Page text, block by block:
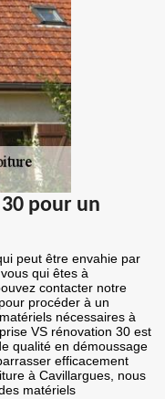
pour un
peut être envahie par
qui êtes à
contacter notre
procéder à un
nécessaires à
VS rénovation 30 est
qualité en démoussage
efficacement
à Cavillargues, nous
matériels